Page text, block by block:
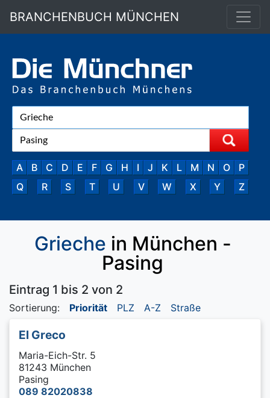
BRANCHENBUCH MÜNCHEN
A B C D E F G H I J K L M N O
P
Q
R S T U V W X Y Z
Grieche in München -
Pasing
Eintrag 1 bis 2 von 2
Sortierung: Priorität PLZ A-Z Straße
El Greco
Maria-Eich-Str. 5
81243 München
Pasing
089 82020838